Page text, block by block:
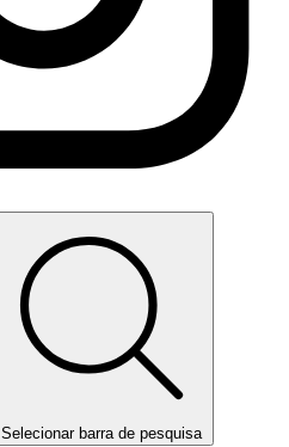
Selecionar barra de pesquisa